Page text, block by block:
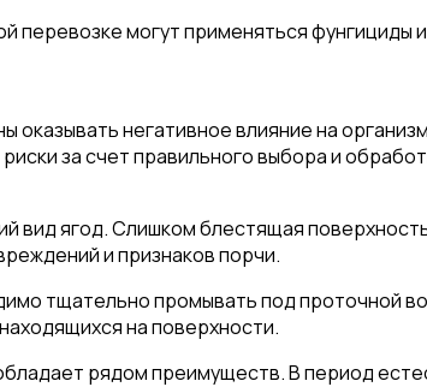
перевозке могут применяться
негативное влияние на
за счет правильного выбора и
ягод. Слишком блестящая
и признаков порчи.
тщательно промывать под проточной
на поверхности.
рядом преимуществ. В период